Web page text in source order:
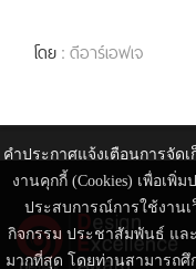
โดย : ดีอาร์เอฟเจ
คำประกาศแจ้งเตือนการจัด
งานคุกกี้ (Cookies) เพื่อเ
ประสบการณ์การใช้งาน
กิจกรรม ประชาสัมพันธ์ แ
มากที่สุด โดยท่านสามารถศึ